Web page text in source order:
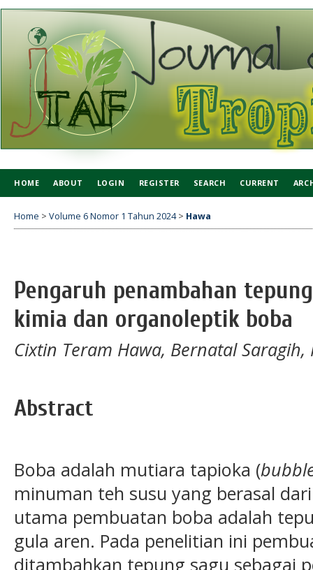
HOME ABOUT LOGIN REGISTER SEARCH CURRENT
Home > Volume 6 Nomor 1 Tahun 2024> Hawa
Pengaruh penambahan
kimia dan organoleptik boba
Cixtin Teram Hawa, Bernatal
Abstract
Boba adalah mutiara tapioka (
minuman teh susu yang berasal
utama pembuatan boba adalah
gula aren. Pada penelitian ini
ditambahkan tepung sagu sebagai